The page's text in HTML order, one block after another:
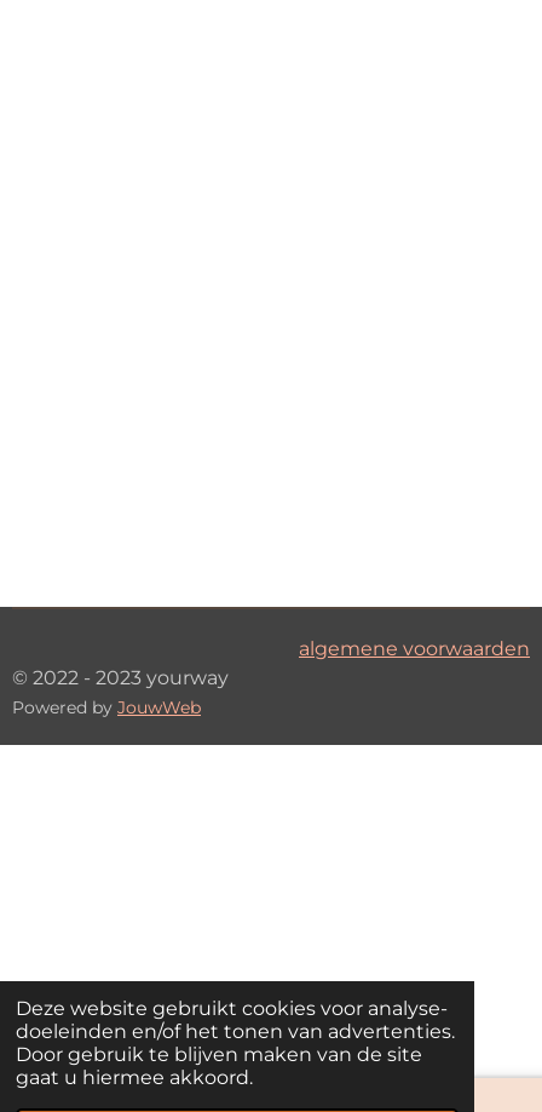
Deze website gebruikt cookies voor analyse-
doeleinden en/of het tonen van advertenties.
Door gebruik te blijven maken van de site
gaat u hiermee akkoord.
algemene voorwaarden
© 2022 - 2023 yourway
Powered by JouwWeb